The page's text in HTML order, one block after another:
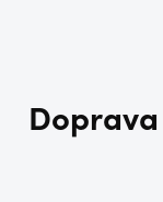
Doprava